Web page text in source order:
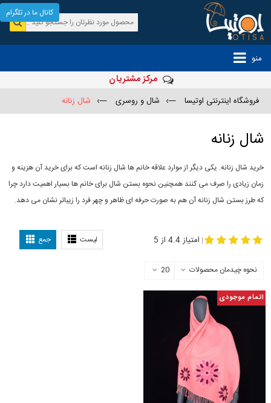
منو
مرکز مشتریان
فروشگاه اینترنتی اوتیسا —› شال و روسری —› شال زنانه
شال زنانه
خرید شال زنانه. یکی دیگر از موارد علاقه خانم ها شال زنانه است که برای خرید آن هزینه و
زمان زیادی را صرف می کنند همچنین نحوه بستن شال برای خانم ها بسیار اهمیت دارد چرا
که طرز بستن شال زنانه آن هم به صورت حرفه ای ظاهر و چهر فرد را زیباتر نشان می دهد.
لیست جمع | امتیاز 4.4 از 5
نحوه چیدمان محصولات 20
اتمام موجودی
کانال ما در تلگرام